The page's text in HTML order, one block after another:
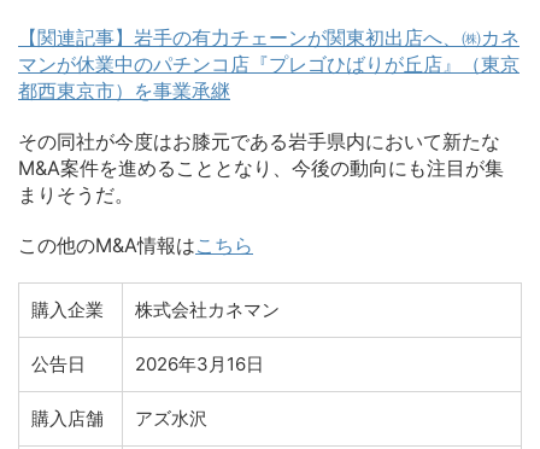
【関連記事】岩手の有力チェーンが関東初出店へ、㈱カネ
マンが休業中のパチンコ店『プレゴひばりが丘店』（東京
都西東京市）を事業承継
その同社が今度はお膝元である岩手県内において新たな
M&A案件を進めることとなり、今後の動向にも注目が集
まりそうだ。
この他のM&A情報はこちら
購入企業 株式会社カネマン
公告日 2026年3月16日
購入店舗 アズ水沢